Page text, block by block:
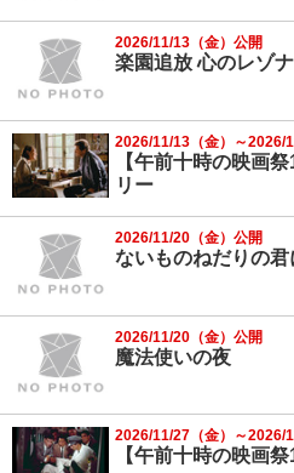
2026/11/13（金）公開
楽園追放 心のレゾ
2026/11/13（金）～
【午前十時の映画
リー
2026/11/20（金）公開
ないものねだりの
2026/11/20（金）公開
魔法使いの夜
2026/11/27（金）～
【午前十時の映画